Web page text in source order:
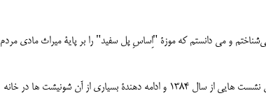
و می دانستم که موزۀ "اِساسِ پل سفید" را بر پایۀ میراث مادی مردم
نیز دریافتم که این شونیشت، نکوداشتی برای قاسم ایران منش؛ بانی و برگزارندۀ چنین نشست هایی از سال 1384 و ادامه دهندۀ بسیاری از آن شونیشت ها در خانه